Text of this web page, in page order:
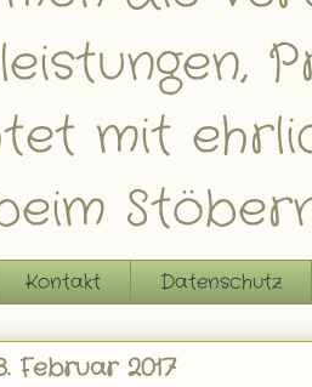
mit
Kontakt Datenschutz
Februar 2017